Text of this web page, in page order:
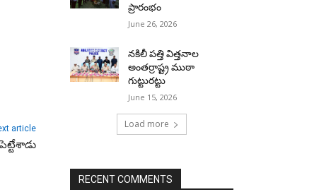
article
ప్రారంభం
June 26, 2026
నకిలీ పత్తి విత్తనాల
అంతర్రాష్ట్ర ముఠా
గుట్టురట్టు
June 15, 2026
Load more
RECENT COMMENTS